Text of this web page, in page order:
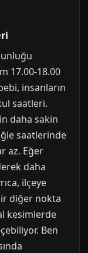
17.00-18.00
insanların
saatleri.
daha sakin
saatlerinde
az. Eğer
daha
ilçeye
diğer nokta
kesimlerde
Ben